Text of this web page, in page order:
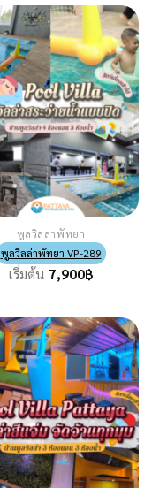
พูลวิลล่าพัทยา
พูลวิลล่าพัทยา VP-289
เริ่มต้น 7,900฿